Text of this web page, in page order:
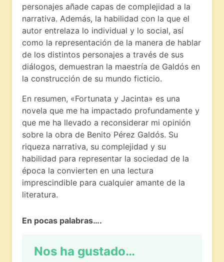
personajes añade capas de complejidad a la
narrativa. Además, la habilidad con la que el
autor entrelaza lo individual y lo social, así
como la representación de la manera de hablar
de los distintos personajes a través de sus
diálogos, demuestran la maestría de Galdós en
la construcción de su mundo ficticio.
En resumen, «Fortunata y Jacinta» es una
novela que me ha impactado profundamente y
que me ha llevado a reconsiderar mi opinión
sobre la obra de Benito Pérez Galdós. Su
riqueza narrativa, su complejidad y su
habilidad para representar la sociedad de la
época la convierten en una lectura
imprescindible para cualquier amante de la
literatura.
En pocas palabras….
Nos ha gustado…